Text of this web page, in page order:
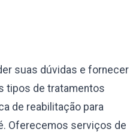
suas dúvidas e fornecer
tipos de tratamentos
de reabilitação para
Oferecemos serviços de